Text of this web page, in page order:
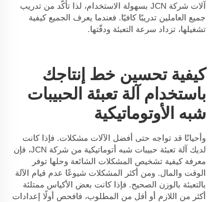
آلات شركة JCN بسهولة الاستخدام، لذا تأكَّد من تدريب
جميع العاملين تدريبًا كافيًا. فعندما يعرف الجميع كيفية
تشغيلها، تزداد سرعة التعبئة ودقّتها.
كيفية تحسين خط إنتاجك
باستخدام آلة تعبئة الحبيبات
شبه الأوتوماتيكية
وأحيانًا قد تواجه حتى أفضل الآلات مشكلات. فإذا كانت
لديك آلة تعبئة حبيبات شبه أتوماتيكية من شركة JCN، فإن
معرفة كيفية تشخيص المشكلات الشائعة وحلها توفر
الوقت والمال. ومن أكثر المشكلات شيوعًا عدم قيام الآلة
بالتعبئة بالوزن الصحيح. فإذا كانت بعض الأكياس ممتلئة
أكثر من اللازم أو أقل من المطلوب، فافحص أولًا إعدادات